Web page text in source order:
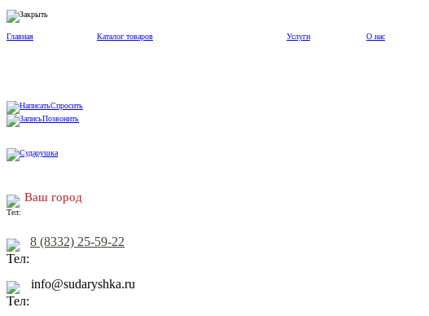
Главная Каталог товаров Услуги О нас
Спросить
Позвонить
Ваш город
8 (8332) 25-59-22
info@sudaryshka.ru